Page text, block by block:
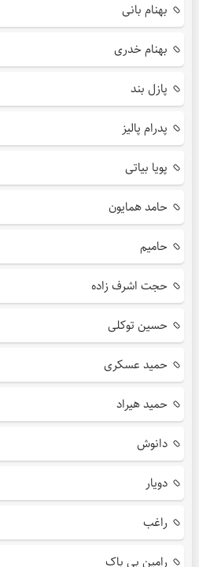
بهنام بانی
بهنام خدری
پازل بند
پدرام پالیز
پویا بیاتی
حامد همایون
حامیم
حجت اشرف زاده
حسین توکلی
حمید عسکری
حمید هیراد
دانوش
دویار
راغب
رامین بی باک